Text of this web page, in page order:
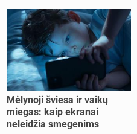
Mėlynoji šviesa ir vaikų
miegas: kaip ekranai
neleidžia smegenims